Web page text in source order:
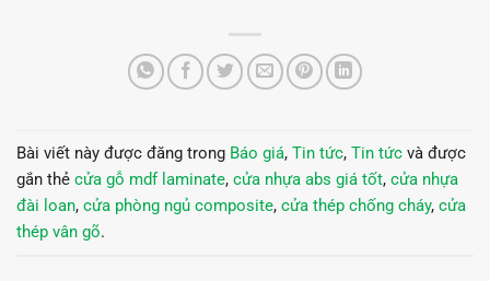
Bài viết này được đăng trong Báo giá, Tin tức, Tin tức và được
gắn thẻ cửa gỗ mdf laminate, cửa nhựa abs giá tốt, cửa nhựa
đài loan, cửa phòng ngủ composite, cửa thép chống cháy, cửa
thép vân gõ.